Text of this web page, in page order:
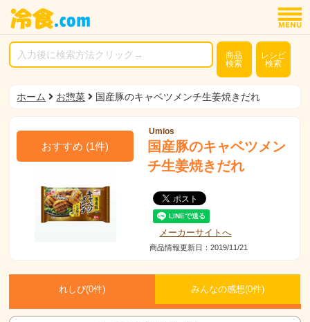
商品
検索
レシピ
検索
ホーム お惣菜 国産豚のキャベツメンチ生姜焼きだれ
おすすめ (1件)
Umios
国産豚のキャベツメン
チ生姜焼きだれ
メーカーサイトへ
商品情報更新日：2019/11/21
れしぴ(0件) みんなの感想(0件)